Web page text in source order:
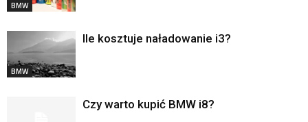
BMW
BMW
Ile kosztuje naładowanie i3?
Czy warto kupić BMW i8?